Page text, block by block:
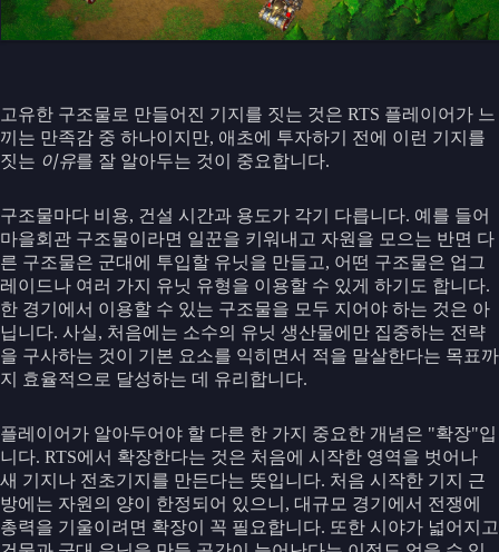
고유한 구조물로 만들어진 기지를 짓는 것은 RTS 플레이어가 느
끼는 만족감 중 하나이지만, 애초에 투자하기 전에 이런 기지를
짓는 이유를 잘 알아두는 것이 중요합니다.
구조물마다 비용, 건설 시간과 용도가 각기 다릅니다. 예를 들어
마을회관 구조물이라면 일꾼을 키워내고 자원을 모으는 반면 다
른 구조물은 군대에 투입할 유닛을 만들고, 어떤 구조물은 업그
레이드나 여러 가지 유닛 유형을 이용할 수 있게 하기도 합니다.
한 경기에서 이용할 수 있는 구조물을 모두 지어야 하는 것은 아
닙니다. 사실, 처음에는 소수의 유닛 생산물에만 집중하는 전략
을 구사하는 것이 기본 요소를 익히면서 적을 말살한다는 목표까
지 효율적으로 달성하는 데 유리합니다.
플레이어가 알아두어야 할 다른 한 가지 중요한 개념은 "확장"입
니다. RTS에서 확장한다는 것은 처음에 시작한 영역을 벗어나
새 기지나 전초기지를 만든다는 뜻입니다. 처음 시작한 기지 근
방에는 자원의 양이 한정되어 있으니, 대규모 경기에서 전쟁에
총력을 기울이려면 확장이 꼭 필요합니다. 또한 시야가 넓어지고